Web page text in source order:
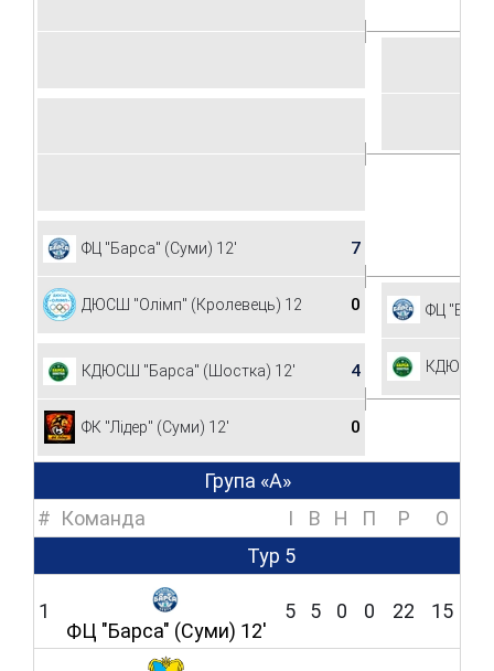
ФЦ "Барса" (Суми) 12' 7
ДЮСШ "Олімп" (Кролевець) 12' 0
КДЮСШ "Барса" (Шостка) 12' 4
ФК "Лідер" (Суми) 12' 0
ФЦ
КДЮСШ
Група «А»
# Команда I В Н П Р
O
Тур 5
1
ФЦ "Барса" (Суми) 12'
5 5 0 0 22 15